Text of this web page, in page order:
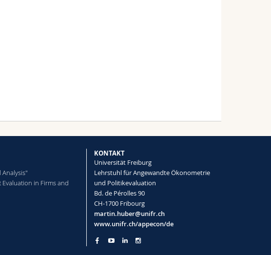
Analysis"
Evaluation in Firms and
KONTAKT
Universität Freiburg
Lehrstuhl für Angewandte Ökonometrie
und Politikevaluation
Bd. de Pérolles 90
CH-1700 Fribourg
martin.huber@unifr.ch
www.unifr.ch/appecon/de